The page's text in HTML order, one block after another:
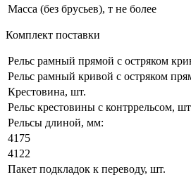
Масса (без брусьев), т не более
Комплект поставки
Рельс рамный прямой с остряком
Рельс рамный кривой с остряком
Крестовина, шт.
Рельс крестовины с контррельсом,
Рельсы длиной, мм:
4175
4122
Пакет подкладок к переводу, шт.